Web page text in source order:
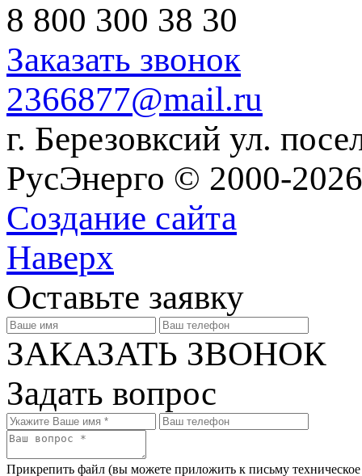
8 800 300 38 30
Заказать звонок
2366877@mail.ru
г. Березовксий ул.
РусЭнерго © 2000-
Создание сайта
Наверх
Оставьте заявку
ЗАКАЗАТЬ ЗВОНОК
Задать вопрос
Прикрепить файл (вы можете приложить к письму